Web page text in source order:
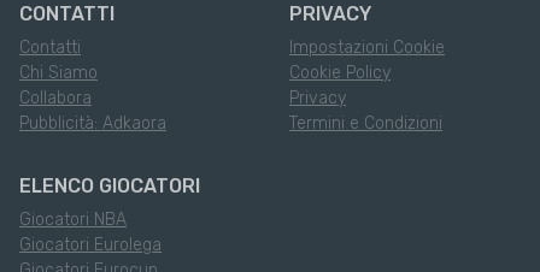
CONTATTI
Contatti
Chi Siamo
Collabora
Pubblicità: Adkaora
PRIVACY
Impostazioni Cookie
Cookie Policy
Privacy
Termini e Condizioni
ELENCO GIOCATORI
Giocatori NBA
Giocatori Eurolega